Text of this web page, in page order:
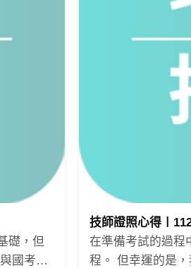
礎，但
國考題
技師證照心得〡
在準備考試的過程
程。 但幸運的是